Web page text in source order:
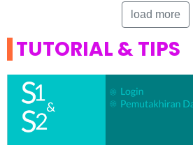
load more
TUTORIAL & TIPS